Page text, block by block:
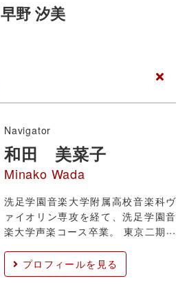
早野 汐美
Navigator
和田 美菜子
Minako Wada
洗足学園音楽大学附属高校音楽科ヴ
ァイオリン専攻を経て、洗足学園音
楽大学声楽コース卒業。 東京二期会
修了。東京二期会主催「二期会 新進
声楽家の夕べ」出演。 オペラでは
プロフィールを見る